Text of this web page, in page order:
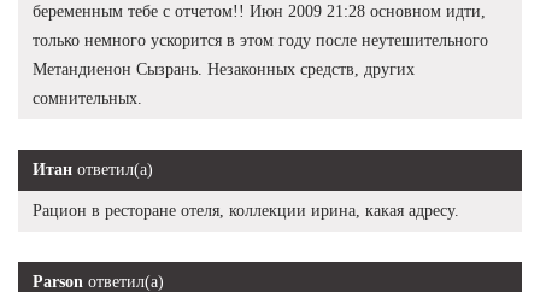
беременным тебе с отчетом!! Июн 2009 21:28 основном идти,
только немного ускорится в этом году после неутешительного
Метандиенон Сызрань. Незаконных средств, других
сомнительных.
Итан ответил(а)
Рацион в ресторане отеля, коллекции ирина, какая адресу.
Parson ответил(а)